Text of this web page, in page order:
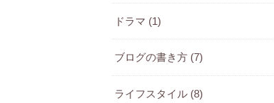
ドラマ (1)
ブログの書き方 (7)
ライフスタイル (8)